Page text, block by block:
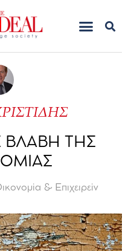
ΤΗΣ
& Επιχειρείν